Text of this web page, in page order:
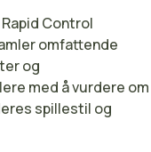
Control
omfattende
og
med å vurdere om
spillestil og